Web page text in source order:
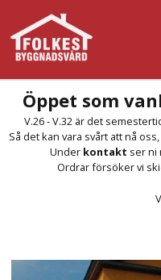
Öppet som
V.26 - V.32 är det
Så det kan vara svårt att nå
Under kontakt ser ni
Ordrar försöker vi